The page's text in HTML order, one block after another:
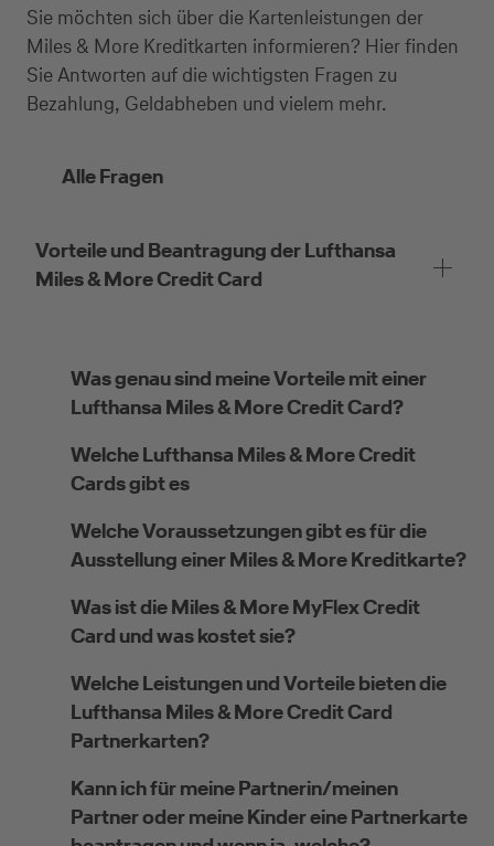
Sie möchten sich über die Kartenleistungen der
Miles & More Kreditkarten informieren? Hier finden
Sie Antworten auf die wichtigsten Fragen zu
Bezahlung, Geldabheben und vielem mehr.
Alle Fragen
Vorteile und Beantragung der Lufthansa
Miles & More Credit Card
Was genau sind meine Vorteile mit einer
Lufthansa Miles & More Credit Card?
Welche Lufthansa Miles & More Credit
Cards gibt es
Welche Voraussetzungen gibt es für die
Ausstellung einer Miles & More Kreditkarte?
Was ist die Miles & More MyFlex Credit
Card und was kostet sie?
Welche Leistungen und Vorteile bieten die
Lufthansa Miles & More Credit Card
Partnerkarten?
Kann ich für meine Partnerin/meinen
Partner oder meine Kinder eine Partnerkarte